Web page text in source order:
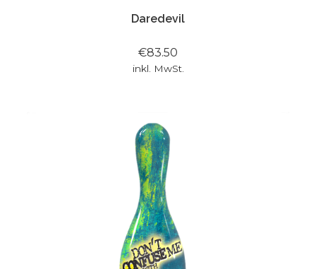
Daredevil
€83.50
inkl. MwSt.